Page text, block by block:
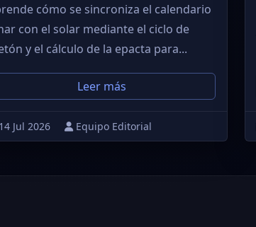
cómo se sincroniza el calendario
con el solar mediante el ciclo de
y el cálculo de la epacta para...
Leer más
14 Jul 2026 Equipo Editorial